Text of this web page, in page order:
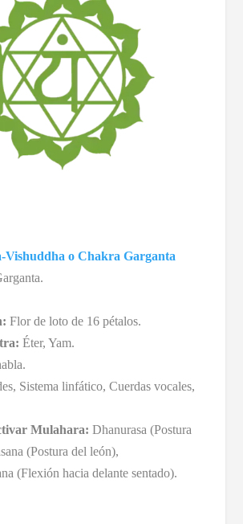
o Chakra Garganta
Flor de loto de 16 pétalos.
Éter, Yam.
Sistema linfático, Cuerdas vocales,
Mulahara: Dhanurasa (Postura
(Postura del león),
(Flexión hacia delante sentado).